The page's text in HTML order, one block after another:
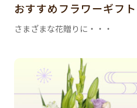
おすすめフラワーギフ
さまざまな花贈りに・・・